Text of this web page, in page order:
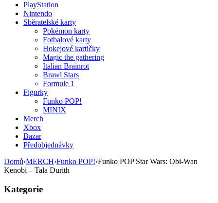
PlayStation
Nintendo
Sběratelské karty
Pokémon karty
Fotbalové karty
Hokejové kartičky
Magic the gathering
Italian Brainrot
Brawl Stars
Formule 1
Figurky
Funko POP!
MINIX
Merch
Xbox
Bazar
Předobjednávky
Domů›MERCH›Funko POP!›Funko POP Star Wars: Obi-Wan
Kenobi – Tala Durith
Kategorie